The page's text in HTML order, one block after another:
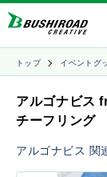
トップ イベントグ
アルゴナビ
チーフリン
アルゴナビス 関